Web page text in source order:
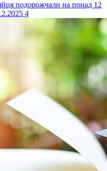
подорожчали на понад 12
4